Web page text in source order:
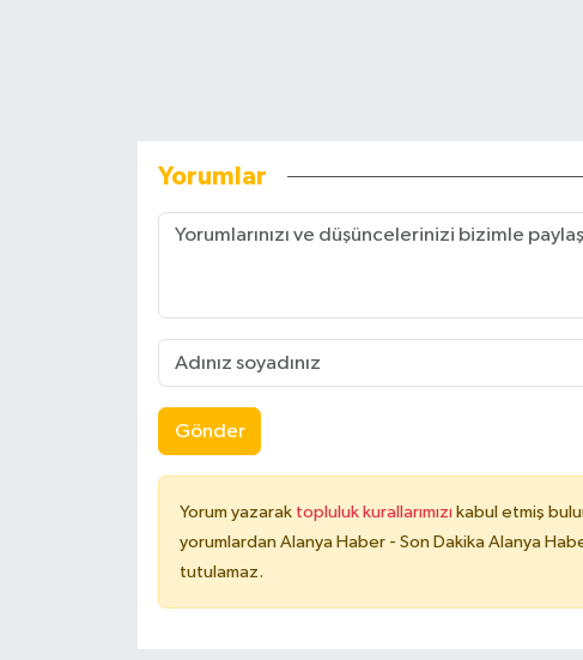
Yorumlar
Gönder
Yorum yazarak topluluk kurallarımızı kabul etmiş
yorumlardan Alanya Haber - Son Dakika Alanya
tutulamaz.